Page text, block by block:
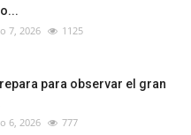
7, 2026 1125
para observar el gran
6, 2026 777